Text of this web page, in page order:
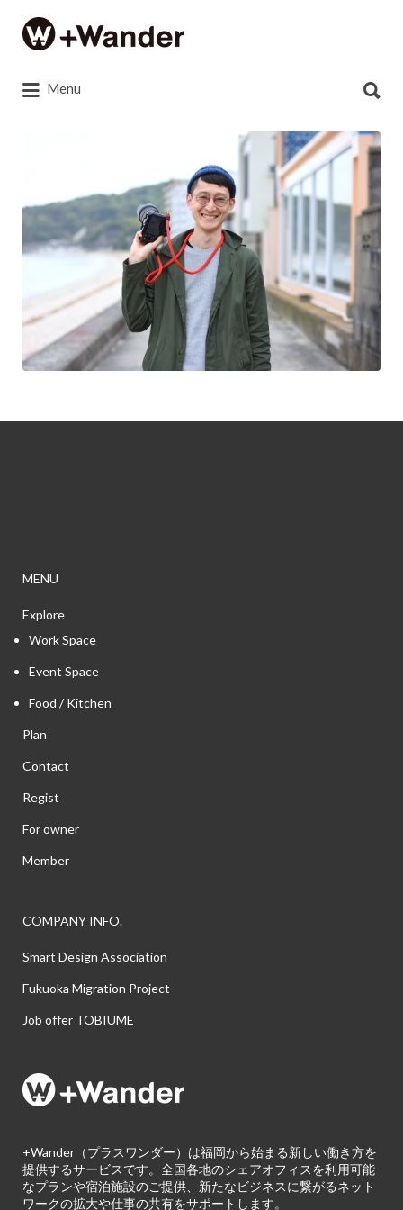
Search
for:
Menu
for:
e55cd2f8f4104bac184fe0b8248c6e7d
MENU
Explore
Work Space
Event Space
Food / Kitchen
Plan
Contact
Regist
For owner
Member
COMPANY INFO.
Smart Design Association
Fukuoka Migration Project
Job offer TOBIUME
+Wander（プラスワンダー）は福岡から始まる新しい働き方を
提供するサービスです。全国各地のシェアオフィスを利用可能
なプランや宿泊施設のご提供、新たなビジネスに繋がるネット
ワークの拡大や仕事の共有をサポートします。